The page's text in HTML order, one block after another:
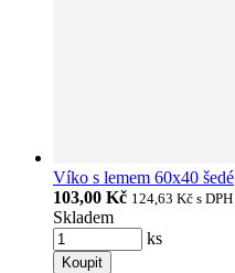
Víko s lemem 60x40 šedé
103,00 Kč 124,63 Kč s DPH
Skladem
ks
Koupit